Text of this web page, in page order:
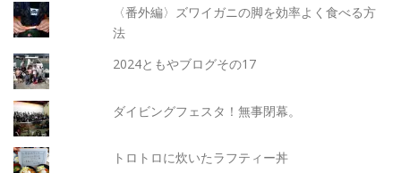
〈番外編〉ズワイガニの脚を効率よく食べる方
法
2024ともやブログその17
ダイビングフェスタ！無事閉幕。
トロトロに炊いたラフティー丼